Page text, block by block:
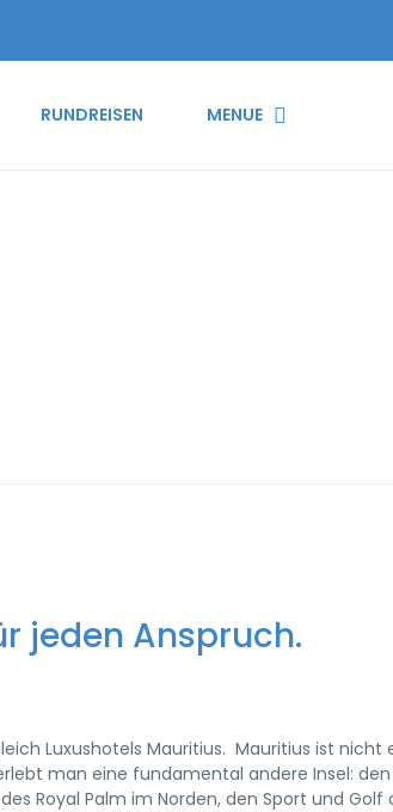
RUNDREISEN MENUE
jeden Anspruch.
Luxushotels Mauritius. Mauritius ist nicht
man eine fundamental andere Insel:
Royal Palm im Norden, den Sport und Golf